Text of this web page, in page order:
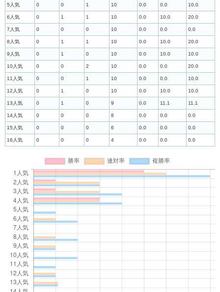
5人気 0 0 1 10 0.0 0.0 10.0
6人気 0 1 1 10 0.0 10.0 20.0
7人気 0 0 0 10 0.0 0.0 0.0
8人気 0 1 1 10 0.0 10.0 20.0
9人気 0 1 0 10 0.0 10.0 10.0
10人気 0 0 2 10 0.0 0.0 20.0
11人気 0 0 1 10 0.0 0.0 10.0
12人気 0 1 0 10 0.0 10.0 10.0
13人気 0 1 0 9 0.0 11.1 11.1
14人気 0 0 0 8 0.0 0.0 0.0
15人気 0 0 0 6 0.0 0.0 0.0
16人気 0 0 0 4 0.0 0.0 0.0